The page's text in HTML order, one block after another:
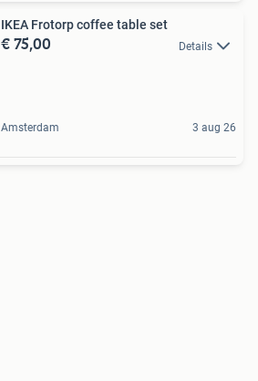
IKEA Frotorp coffee table set
€ 75,00 Details
Amsterdam 3 aug 26